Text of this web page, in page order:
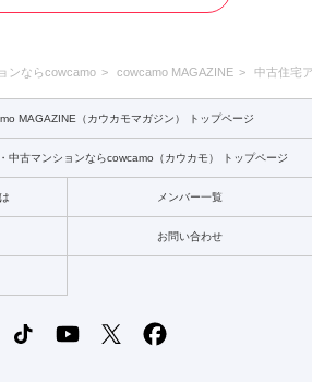
ンならcowcamo cowcamo MAGAZINE 中古住宅
MAGAZINE（カウカモマガジン） トップページ
中古マンションならcowcamo（カウカモ） トップページ
メンバー一覧
お問い合わせ